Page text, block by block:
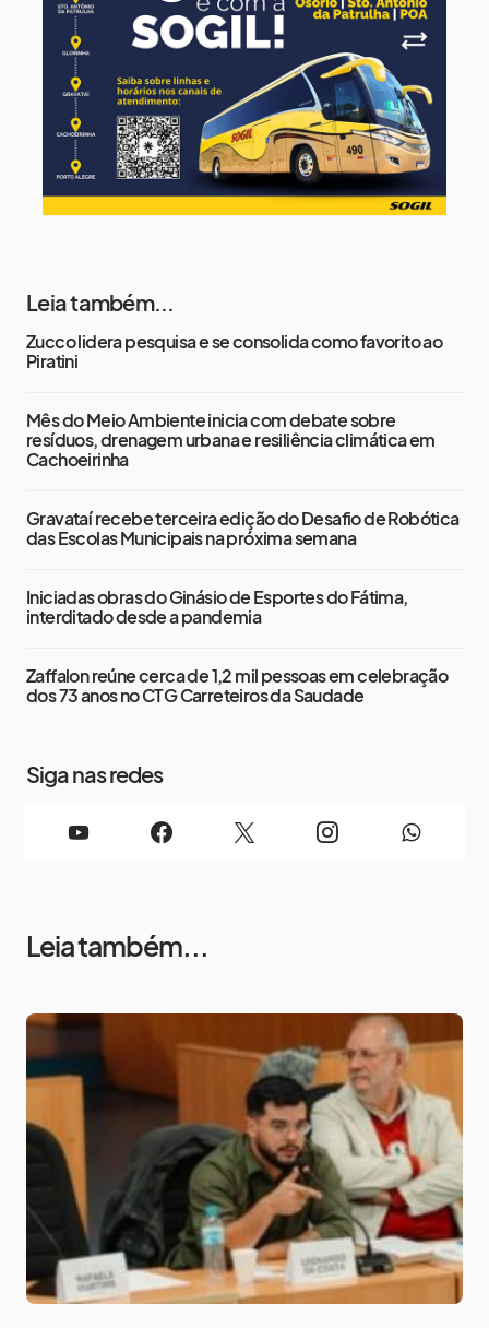
12 de agosto
Quarta-Feira 13° 12°
Leia também...
Zucco lidera pesquisa e se consolida como favorito ao
Piratini
Mês do Meio Ambiente inicia com debate sobre
resíduos, drenagem urbana e resiliência climática em
Cachoeirinha
Gravataí recebe terceira edição do Desafio de Robótica
das Escolas Municipais na próxima semana
Iniciadas obras do Ginásio de Esportes do Fátima,
interditado desde a pandemia
Zaffalon reúne cerca de 1,2 mil pessoas em celebração
dos 73 anos no CTG Carreteiros da Saudade
Siga nas redes
Leia também...